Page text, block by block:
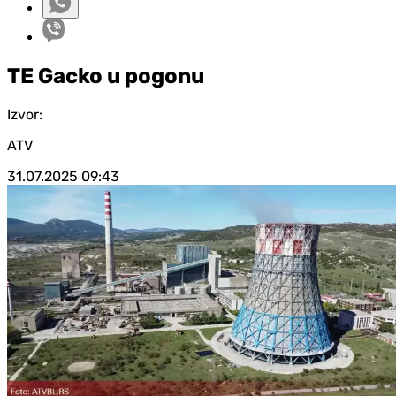
TE Gacko u pogonu
Izvor:
ATV
31.07.2025 09:43